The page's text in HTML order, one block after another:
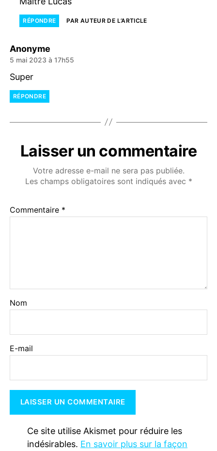
RÉPONDRE PAR AUTEUR DE L’ARTICLE
Anonyme
5 mai 2023 à 17h55
Super
RÉPONDRE
Laisser un commentaire
Votre adresse e-mail ne sera pas publiée.
Les champs obligatoires sont indiqués avec *
Commentaire *
Nom
E-mail
Ce site utilise Akismet pour réduire les
indésirables. En savoir plus sur la façon